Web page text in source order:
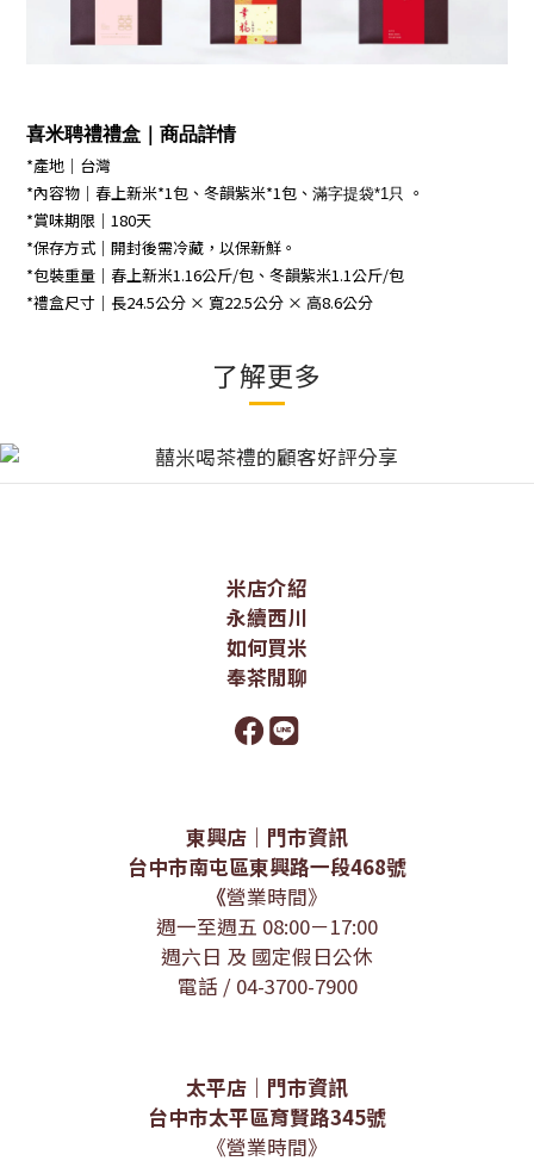
喜米聘禮禮盒｜商品詳情
*產地｜台灣
*內容物｜春上新米*1包、冬韻紫米*1包、 滿字提袋*1只
。
*賞味期限｜180天
*保存方式｜開封後需冷藏，以保新鮮。
*包裝重量｜春上新米1.16公斤/包、冬韻紫米1.1公斤/包
*禮盒尺寸｜長24.5公分 × 寬22.5公分 × 高8.6公分
了解更多
米店介紹
永續西川
如何買米
奉茶閒聊
東興店｜門市資訊
台中市南屯區東興路一段468號
《營業時間》
週一至週五 08:00－17:00
週六日 及 國定假日公休
電話 / 04-3700-7900
太平店｜門市資訊
台中市太平區育賢路345號
《營業時間》